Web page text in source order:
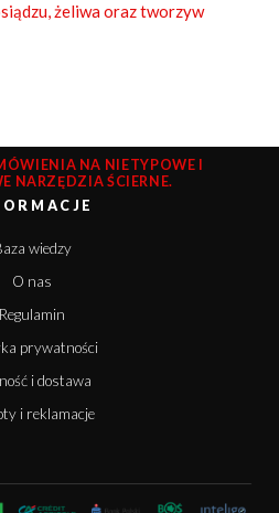
żeliwa oraz tworzyw
NA NIETYPOWE I
NARZĘDZIA ŚCIERNE.
wiedzy
O nas
Regulamin
prywatności
i dostawa
i reklamacje